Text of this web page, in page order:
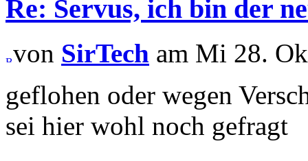
Re: Servus, ich bin der
von SirTech am Mi 28.
geflohen oder wegen
sei hier wohl noch gefragt